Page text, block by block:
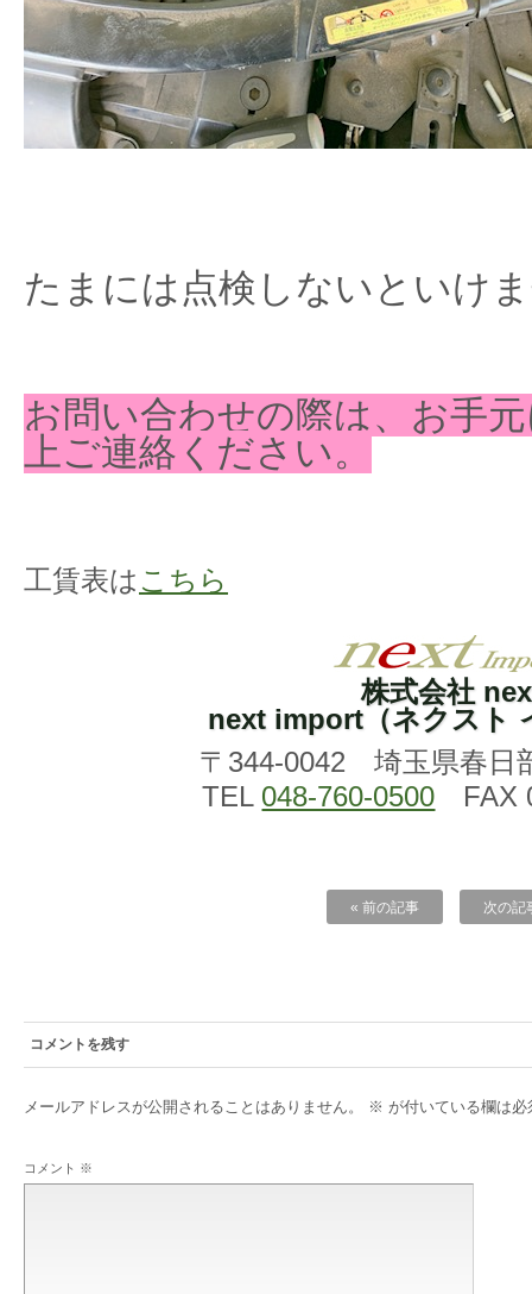
たまには点検しないといけ
お問い合わせの際は、お手
上ご連絡ください。
工賃表は こちら
株式会社
next import（ネクスト
〒344-0042 埼玉県春日
TEL 048-760-0500 FAX
« 前の記事 次の記
コメントを残す
メールアドレスが公開されることはありません。 ※ が付いている欄は必
コメント ※